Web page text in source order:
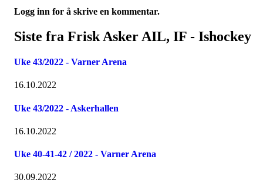
Logg inn for å skrive en kommentar.
Siste fra Frisk Asker AIL, IF - Ishockey
Uke 43/2022 - Varner Arena
16.10.2022
Uke 43/2022 - Askerhallen
16.10.2022
Uke 40-41-42 / 2022 - Varner Arena
30.09.2022